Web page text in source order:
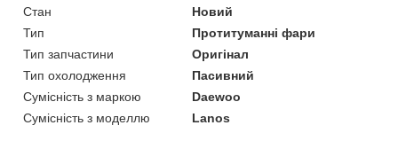
Стан
Новий
Тип
Протитуманні фари
Тип запчастини
Оригінал
Тип охолодження
Пасивний
Сумісність з маркою
Daewoo
Сумісність з моделлю
Lanos